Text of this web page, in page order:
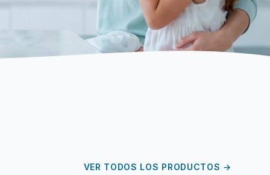
VER TODOS LOS PRODUCTOS →